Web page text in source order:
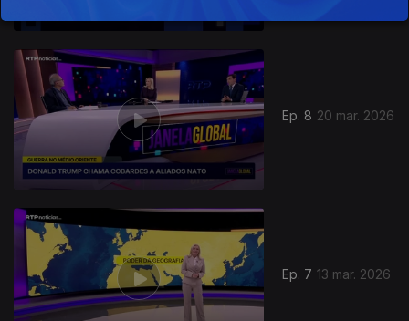
Ep. 8 20 mar. 2026
Ep. 7 13 mar. 2026